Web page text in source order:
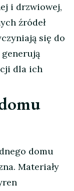
i drzwiowej,
źródeł
się do
dla ich
domu
Materiały